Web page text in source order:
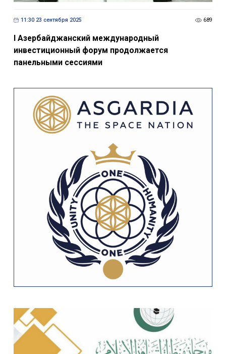
11:30 23 сентября 2025 689
I Азербайджанский международный
инвестиционный форум продолжается
панельными сессиями